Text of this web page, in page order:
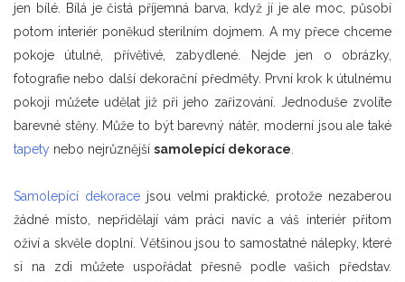
jen bílé. Bílá je čistá příjemná barva, když jí je ale moc, působí
potom interiér poněkud sterilním dojmem. A my přece chceme
pokoje útulné, přívětivé, zabydlené. Nejde jen o obrázky,
fotografie nebo další dekorační předměty. První krok k útulnému
pokoji můžete udělat již při jeho zařizování. Jednoduše zvolíte
barevné stěny. Může to být barevný nátěr, moderní jsou ale také
tapety nebo nejrůznější samolepící dekorace
Samolepící dekoracejsou velmi praktické, protože nezaberou
žádné místo, nepřidělají vám práci navíc a váš interiér přitom
oživí a skvěle doplní. Většinou jsou to samostatné nálepky, které
si na zdi můžete uspořádat přesně podle vašich představ.